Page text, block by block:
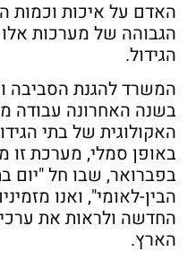
האדם על איכות וכמות
הגבוהה של מערכות אלו
הגידול.
המשרד להגנת הסביבה
בשנה האחרונה עבודה
האקולוגית של בתי
בפברואר, שבו חל "יום
הבין-לאומי", ואנו
החדשה ולראות את
הארץ.